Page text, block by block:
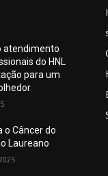
atendimento
do HNL
para um
o Câncer do
Laureano